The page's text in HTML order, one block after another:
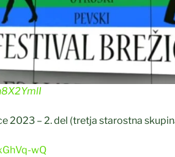
2023 – 2. del (tretja starostna
wQ